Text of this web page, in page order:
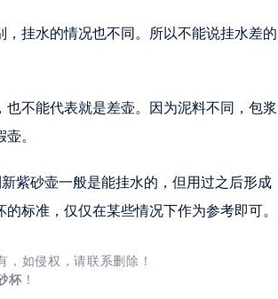
挂水的情况也不同。所以不能说挂水差的
不能代表就是差壶。因为泥料不同，包浆
。
紫砂壶一般是能挂水的，但用过之后形成
标准，仅仅在某些情况下作为参考即可。
如侵权，请联系删除！
杯！